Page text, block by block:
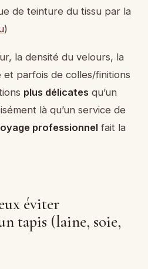
de teinture du tissu par la
)
la densité du velours, la
et parfois de colles/finitions
plus délicates qu’un
là qu’un service de
professionnel fait la
éviter
tapis (laine, soie,